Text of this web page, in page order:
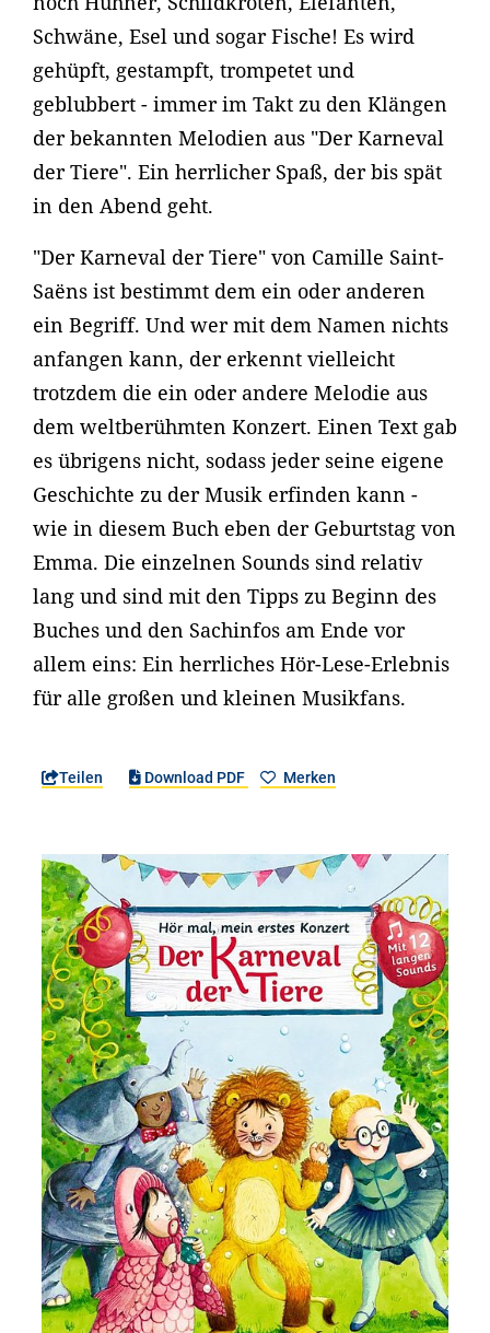
Schwäne, Esel und sogar Fische! Es wird
gehüpft, gestampft, trompetet und
geblubbert - immer im Takt zu den Klängen
der bekannten Melodien aus "Der Karneval
der Tiere". Ein herrlicher Spaß, der bis spät
in den Abend geht.
"Der Karneval der Tiere" von Camille Saint-
Saëns ist bestimmt dem ein oder anderen
ein Begriff. Und wer mit dem Namen nichts
anfangen kann, der erkennt vielleicht
trotzdem die ein oder andere Melodie aus
dem weltberühmten Konzert. Einen Text gab
es übrigens nicht, sodass jeder seine eigene
Geschichte zu der Musik erfinden kann -
wie in diesem Buch eben der Geburtstag von
Emma. Die einzelnen Sounds sind relativ
lang und sind mit den Tipps zu Beginn des
Buches und den Sachinfos am Ende vor
allem eins: Ein herrliches Hör-Lese-Erlebnis
für alle großen und kleinen Musikfans.
Teilen Download PDF Merken